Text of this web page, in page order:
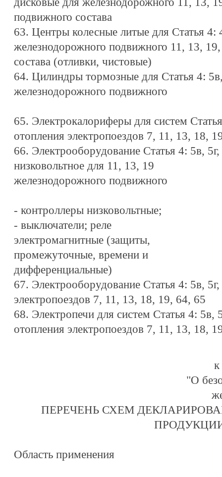
подвижного состава
63. Центры колесные литые для Статья 4:
железнодорожного подвижного 11, 13,
состава (отливки, чистовые)
64. Цилиндры тормозные для Статья 4:
железнодорожного подвижного
65. Электрокалориферы для систем
отопления электропоездов 7, 11, 13, 18,
66. Электрооборудование Статья 4: 5в,
низковольтное для 11, 13, 19
железнодорожного подвижного
- контроллеры низковольтные;
- выключатели; реле
электромагнитные (защиты,
промежуточные, времени и
дифференциальные)
67. Электрооборудование Статья 4: 5в,
электропоездов 7, 11, 13, 18, 19, 64, 65
68. Электропечи для систем Статья 4: 5в,
отопления электропоездов 7, 11, 13, 18,
к
"О
ПЕРЕЧЕНЬ СХЕМ
Область применения